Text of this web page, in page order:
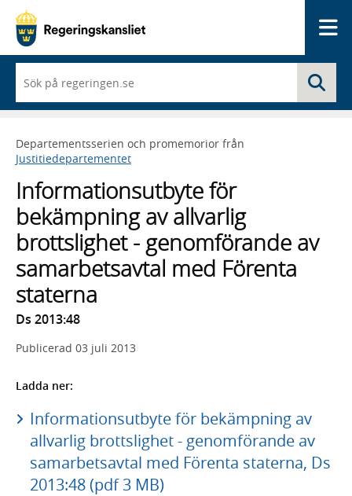
du
börjar
skriva
framträder
en
med
sökförslag
Departementsserien och promemorior från
Justitiedepartementet
Informationsutbyte för
bekämpning av allvarlig
brottslighet - genomförande av
samarbetsavtal med Förenta
staterna
Ds 2013:48
Publicerad 03 juli 2013
Ladda ner:
Informationsutbyte för bekämpning av
allvarlig brottslighet - genomförande av
samarbetsavtal med Förenta staterna, Ds
2013:48 (pdf 3 MB)